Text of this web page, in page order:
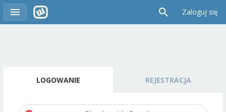
Zaloguj się
LOGOWANIE REJESTRACJA